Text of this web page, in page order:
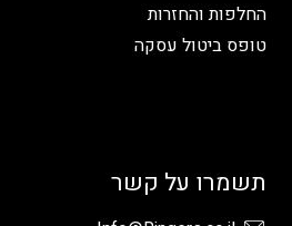
החלפות והחזרות
טופס ביטול עסקה
תשמרו על קשר